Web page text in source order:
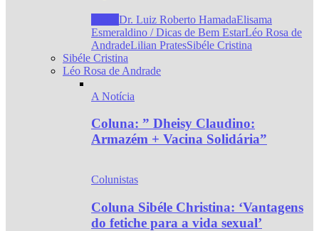
Dr. Luiz Roberto HamadaElisama
Esmeraldino / Dicas de Bem EstarLéo Rosa de
AndradeLilian PratesSibéle Cristina
Sibéle Cristina
Léo Rosa de Andrade
A Notícia
Coluna: ” Dheisy Claudino:
Armazém + Vacina Solidária”
Colunistas
Coluna Sibéle Christina: ‘Vantagens
do fetiche para a vida sexual’